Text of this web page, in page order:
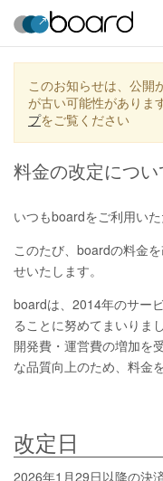
このお知らせは、公開
が古い可能性がありま
プをご覧ください
料金の改定につい
いつもboardをご利用い
このたび、boardの料金
せいたします。
boardは、2014年のサー
ることに努めてまいりま
開発費・運営費の増加を
な品質向上のため、料金
改定日
2026年1月29日以降の決